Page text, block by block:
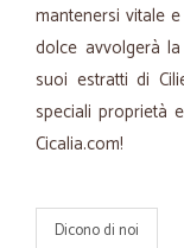
mantenersi vitale
dolce avvolgerà
suoi estratti di
speciali proprietà
Cicalia.com!
Dicono di noi